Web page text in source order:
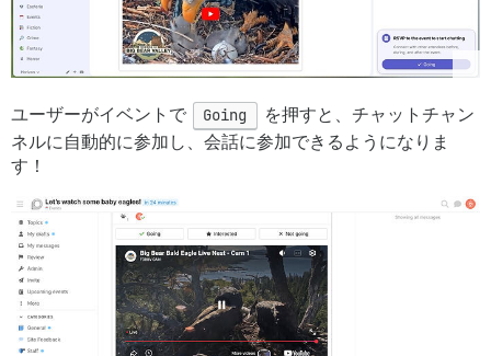
ユーザーがイベントで Going
を押すと、チャットチャン
ネルに自動的に参加し、会話に参加できるようになりま
す！